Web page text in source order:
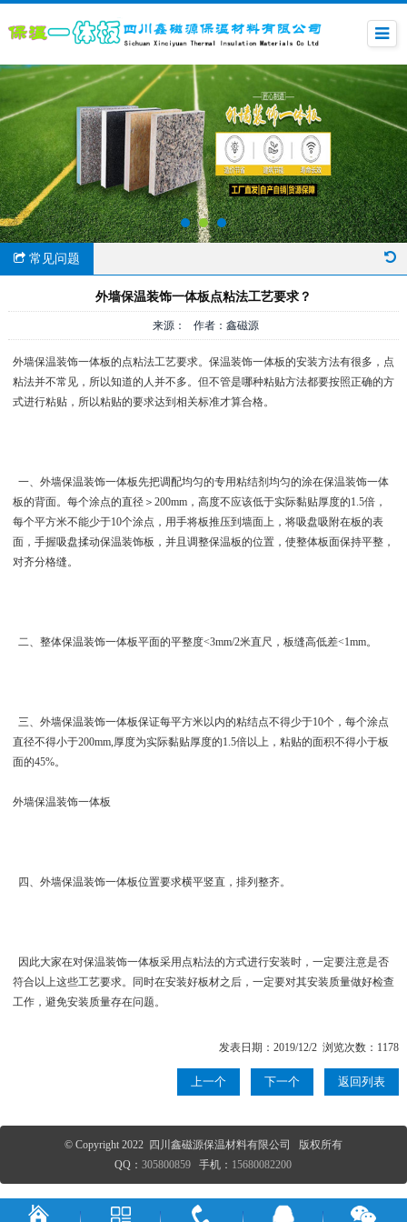
常见问题
外墙保温装饰一体板点粘法工艺要求？
来源： 作者：鑫磁源
外墙保温装饰一体板的点粘法工艺要求。保温装饰一体板的安装方法有很多，点
粘法并不常见，所以知道的人并不多。但不管是哪种粘贴方法都要按照正确的方
式进行粘贴，所以粘贴的要求达到相关标准才算合格。
一、 外墙保温装饰一体板先把调配均匀的专用粘结剂均匀的涂在保温装饰一体
板的背面。每个涂点的直径＞200mm，高度不应该低于实际黏贴厚度的1.5倍，
每个平方米不能少于10个涂点，用手将板推压到墙面上，将吸盘吸附在板的表
面，手握吸盘揉动保温装饰板，并且调整保温板的位置，使整体板面保持平整，
对齐分格缝。
二、整体保温装饰一体板平面的平整度<3mm/2米直尺，板缝高低差<1mm。
三、 外墙保温装饰一体板保证每平方米以内的粘结点不得少于10个，每个涂点
直径不得小于200mm,厚度为实际黏贴厚度的1.5倍以上，粘贴的面积不得小于板
面的45%。
外墙保温装饰一体板
四、 外墙保温装饰一体板位置要求横平竖直，排列整齐。
因此大家在对保温装饰一体板采用点粘法的方式进行安装时，一定要注意是否
符合以上这些工艺要求。同时在安装好板材之后，一定要对其安装质量做好检查
工作，避免安装质量存在问题。
发表日期：2019/12/2 浏览次数：1178
上一个 下一个 返回列表
© Copyright 2022 四川鑫磁源保温材料有限公司 版权所有
QQ：305800859 手机： 15680082200